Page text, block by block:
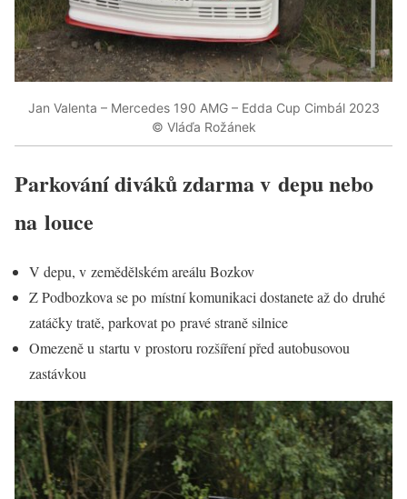
Jan Valenta – Mercedes 190 AMG – Edda Cup Cimbál 2023
© Vláďa Rožánek
Parkování diváků zdarma v depu nebo
na louce
V depu, v zemědělském areálu Bozkov
Z Podbozkova se po místní komunikaci dostanete až do druhé
zatáčky tratě, parkovat po pravé straně silnice
Omezeně u startu v prostoru rozšíření před autobusovou
zastávkou